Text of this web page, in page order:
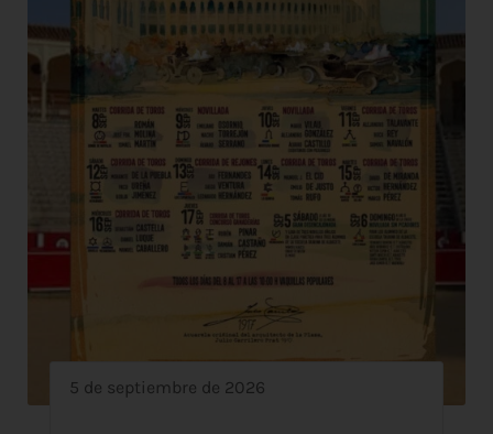
5 de septiembre de 2026